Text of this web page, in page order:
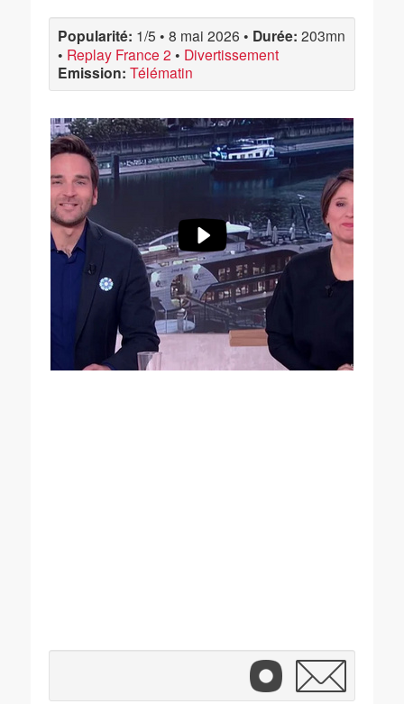
Popularité: 1/5 • 8 mai 2026 • Durée: 203mn
• Replay France 2 • Divertissement
Emission: Télématin